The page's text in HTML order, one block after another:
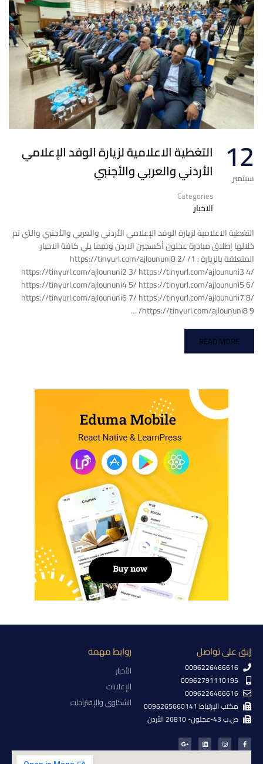
12
سبتمبر
التغطية الاعلامية لزيارة الوفد الإعلامي
الأردني والعربي والأجنبي
Categories
الاخبار
التغطية الاعلامية لزيارة الوفد الإعلامي الأردني والعربي والأجنبي والتي تم
خلالها إطلاق مبادرة عجلون أكسجين الاردن وفيما يلي كافة الاخبار
المتعلقة بالزيارة : 1/ https://tinyurl.com/ajloununi0 2/
https://tinyurl.com/ajloununi2 3/ https://tinyurl.com/ajloununi3 4/
https://tinyurl.com/ajloununi4 5/ https://tinyurl.com/ajloununi5 6/
https://tinyurl.com/ajloununi6 7/ https://tinyurl.com/ajloununi7 8/
https://tinyurl.com/ajloununi8 9/ …
READ MORE
إبق على تواصل
0096226466616
00962791110195
0096226466616
مكتب الإرتباط 0096265660141
ص.ب 43-عجلون- 26810 الأردن
روابط مهمة
الأخبار
الإعلانات
الشكاوى والإقتراحات